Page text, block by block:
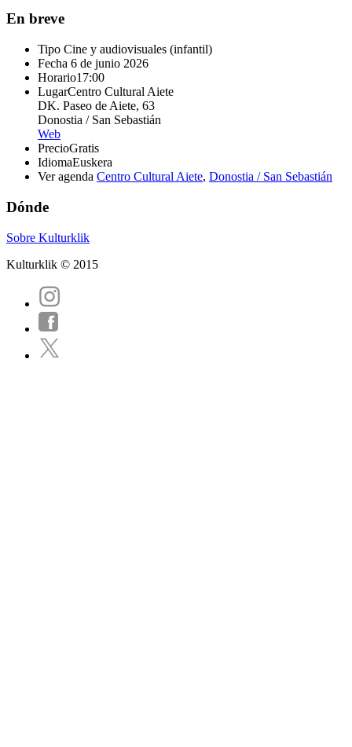
En breve
Tipo Cine y audiovisuales (infantil)
Fecha 6 de junio 2026
Horario17:00
LugarCentro Cultural Aiete
DK. Paseo de Aiete, 63
Donostia / San Sebastián
Web
PrecioGratis
IdiomaEuskera
Ver agenda Centro Cultural Aiete, Donostia / San Sebastián
Dónde
Sobre Kulturklik
Kulturklik © 2015